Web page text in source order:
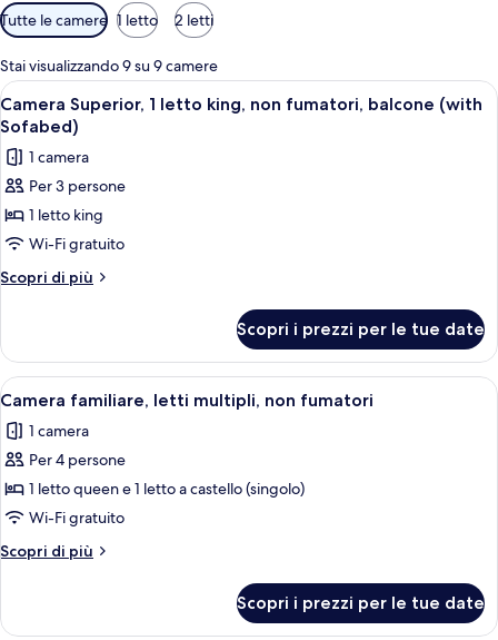
Filtri
disponibili
per
le
camere
Tutte le camere 1 letto 2 letti
Stai visualizzando 9 su 9 camere
Apri
tutte
le
foto
per
Camera
Superior,
1
non
fumatori,
balcone
(with
Sofabed)
Camera d'albergo con due letti, un
2
Camera Superior, 1 letto king, non fumatori, balcone (with
Sofabed)
1 camera
Per 3 persone
1 letto king
Wi-Fi gratuito
Scopri di più
Altri
Superior,
letto
non
fumatori,
(with
Sofabed)
Scopri i prezzi per le tue date
Apri
tutte
le
foto
per
Camera
familiare,
letti
non
Una camera d'albergo con un letto,
2
Camera familiare, letti multipli, non fumatori
1 camera
Per 4 persone
1 letto queen e 1 letto a castello (singolo)
Wi-Fi gratuito
Scopri di più
Altri
familiare,
Scopri i prezzi per le tue date